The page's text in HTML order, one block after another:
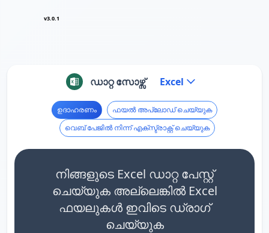
v3.0.1
ഡാറ്റ സോഴ്സ് Excel
ഉദാഹരണം
ഫയൽ അപ്‌ലോഡ് ചെയ്യുക
വെബ് പേജിൽ നിന്ന് എക്സ്ട്രാക്റ്റ് ചെയ്യുക
നിങ്ങളുടെ Excel ഡാറ്റ പേസ്റ്റ്
ചെയ്യുക അല്ലെങ്കിൽ Excel
ഫയലുകൾ ഇവിടെ ഡ്രാഗ്
ചെയ്യുക